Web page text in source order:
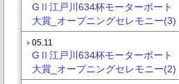
GⅡ江戸川634杯モーターボート
大賞_オープニングセレモニー(3)
05.11
GⅡ江戸川634杯モーターボート
大賞_オープニングセレモニー(2)